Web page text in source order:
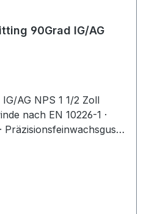
90Grad IG/AG
AG NPS 1 1/2 Zoll
nach EN 10226-1 ·
·